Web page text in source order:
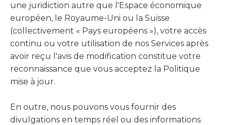
une juridiction autre que l'Espace économique
européen, le Royaume-Uni ou la Suisse
(collectivement « Pays européens »), votre accès
continu ou votre utilisation de nos Services après
avoir reçu l'avis de modification constitue votre
reconnaissance que vous acceptez la Politique
mise à jour.
En outre, nous pouvons vous fournir des
divulgations en temps réel ou des informations